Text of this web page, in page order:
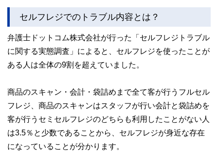
セルフレジでのトラブル内容とは？
弁護士ドットコム株式会社が行った「セルフレジトラブル
に関する実態調査」によると、セルフレジを使ったことが
ある人は全体の9割を超えていました。
商品のスキャン・会計・袋詰めまで全て客が行うフルセル
フレジ、商品のスキャンはスタッフが行い会計と袋詰めを
客が行うセミセルフレジのどちらも利用したことがない人
は3.5％と少数であることから、セルフレジが身近な存在
になっていることが分かります。